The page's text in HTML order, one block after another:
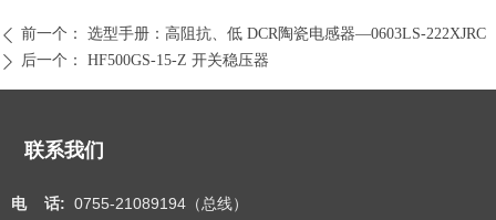
ꄴ 前一个： 选型手册：高阻抗、低 DCR陶瓷电感器—0603LS-222XJRC
ꄲ 后一个： HF500GS-15-Z 开关稳压器
联系我们
电 话: 0755-21089194（总线）